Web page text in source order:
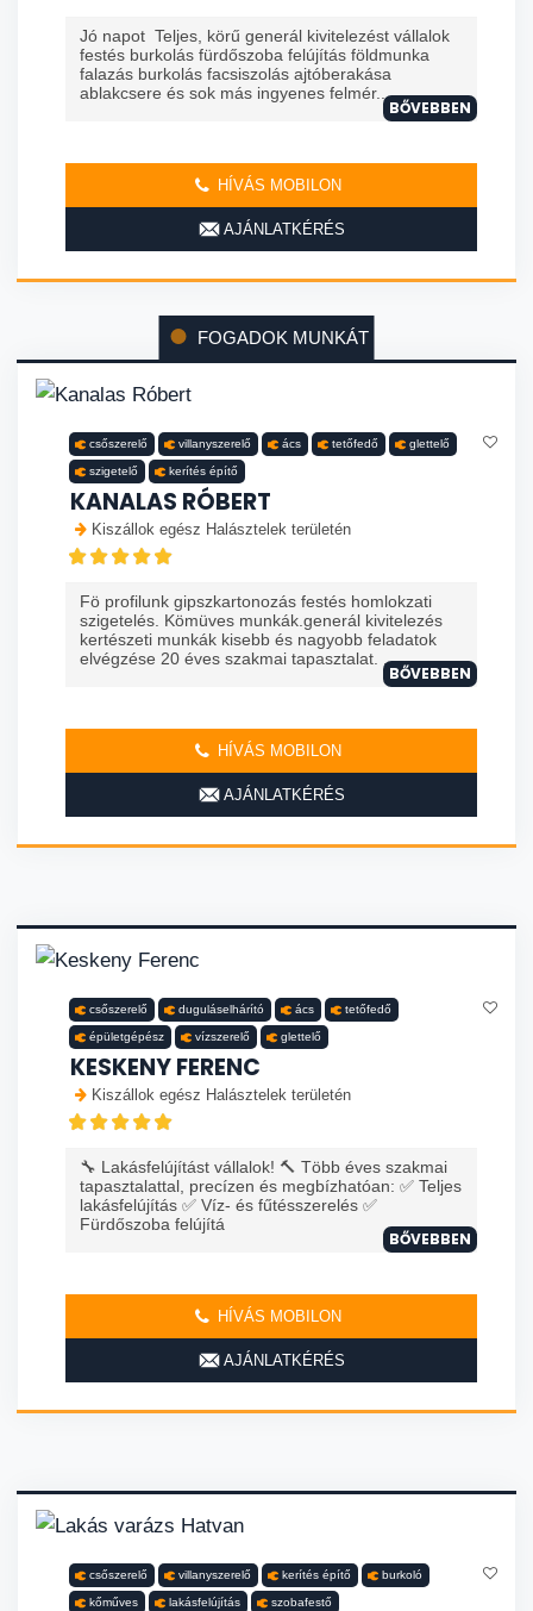
Jó napot Teljes, körű generál kivitelezést vállalok
festés burkolás fürdőszoba felújítás földmunka
falazás burkolás facsiszolás ajtóberakása
ablakcsere és sok más ingyenes felmér...
BŐVEBBEN
HÍVÁS MOBILON
AJÁNLATKÉRÉS
FOGADOK MUNKÁT
csőszerelő villanyszerelő ács tetőfedő glettelő
szigetelő kerítés építő
KANALAS RÓBERT
Kiszállok egész Halásztelek területén
Fö profilunk gipszkartonozás festés homlokzati
szigetelés. Kömüves munkák.generál kivitelezés
kertészeti munkák kisebb és nagyobb feladatok
elvégzése 20 éves szakmai tapasztalat. ...
BŐVEBBEN
HÍVÁS MOBILON
AJÁNLATKÉRÉS
csőszerelő duguláselhárító ács tetőfedő
épületgépész vízszerelő glettelő
KESKENY FERENC
Kiszállok egész Halásztelek területén
🔧 Lakásfelújítást vállalok! 🔨 Több éves szakmai
tapasztalattal, precízen és megbízhatóan: ✅ Teljes
lakásfelújítás ✅ Víz- és fűtésszerelés ✅
Fürdőszoba felújítá
BŐVEBBEN
HÍVÁS MOBILON
AJÁNLATKÉRÉS
csőszerelő villanyszerelő kerítés építő burkoló
kőműves lakásfelújítás szobafestő